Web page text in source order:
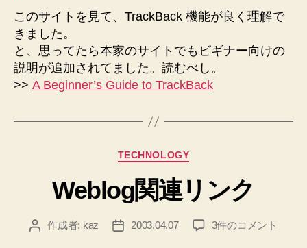
このサイトを見て、TrackBack 機能が良く理解で
きました。
と、思ってたら本家のサイトでもビギナー向けの
説明が追加されてました。読むべし。
>> A Beginner’s Guide to TrackBack
カ
ゴ
リ
TECHNOLOGY
Weblog関連リンク
投 作成者: kaz
投
2003.04.07
Weblog
3件のコメント